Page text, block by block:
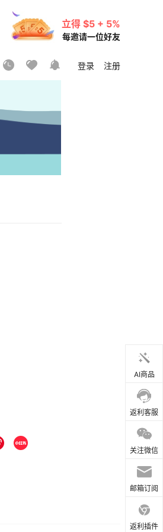
立得 $5 + 5%
每邀请一位好友
登录 注册
AI商品
返利客服
关注微信
邮箱订阅
返利插件